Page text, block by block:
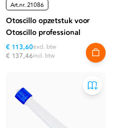
Art.nr.21086
Otoscillo opzetstuk voor
Otoscillo professional
€ 113,60excl. btw
€ 137,46incl. btw